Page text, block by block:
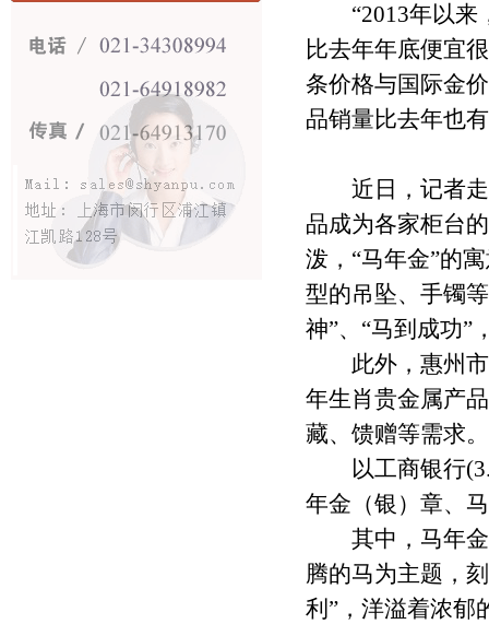
“2013年以来，
比去年年底便宜
条价格与国际金
品销量比去年也
近日，记者走
品成为各家柜台
泼，“马年金”的
型的吊坠、手镯
神”、“马到成功”
此外，惠州市
年生肖贵金属产
藏、馈赠等需求。
以工商银行
年金（银）章、
其中，马年金
腾的马为主题，
利”，洋溢着浓郁